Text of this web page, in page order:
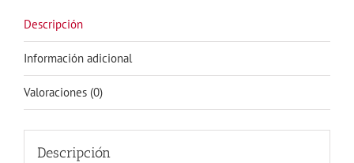
USUARIOS
cantidad
Descripción
Información adicional
Valoraciones (0)
Descripción